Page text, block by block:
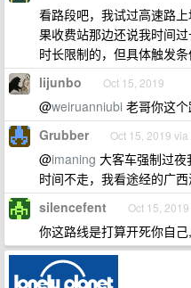
看路段吧，我试过高速路
果收费站那边还说我时间
时长限制的，但具体触发条
lijunbo Oct 15, 2019
@weiruanniubi 老哥你这
Grubber Oct 15, 2019
@imaning 大客车强制过
时间不走，我看途经的广西
silencefent Oct 15, 2019
你这路线是打算开死你自